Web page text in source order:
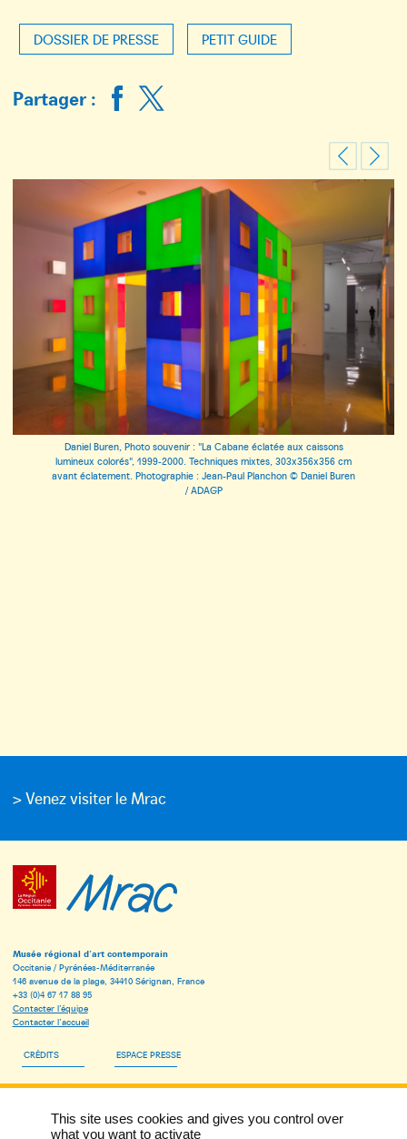
DOSSIER DE PRESSE PETIT GUIDE
Partager :
Previous
Daniel Buren, Photo souvenir : "La Cabane éclatée aux caissons
lumineux colorés", 1999-2000. Techniques mixtes, 303x356x356 cm
avant éclatement. Photographie : Jean-Paul Planchon © Daniel Buren
/ ADAGP
Next
> Venez visiter le Mrac
Musée régional d’art contemporain
Occitanie / Pyrénées-Méditerranée
146 avenue de la plage, 34410 Sérignan, France
+33 (0)4 67 17 88 95
Contacter l’équipe
Contacter l’accueil
CRÉDITS ESPACE PRESSE
ESPACE PÉDAGOGIQUE
INSCRIVEZ-VOUS À LA NEWSLETTER DU MRAC
This site uses cookies and gives you control over
what you want to activate